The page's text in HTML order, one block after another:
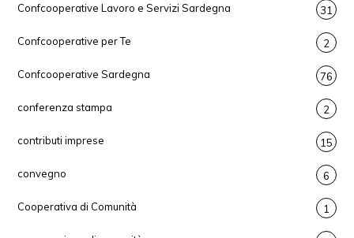
Confcooperative Lavoro e Servizi Sardegna 31
Confcooperative per Te 2
Confcooperative Sardegna 76
conferenza stampa 2
contributi imprese 15
convegno 6
Cooperativa di Comunità 1